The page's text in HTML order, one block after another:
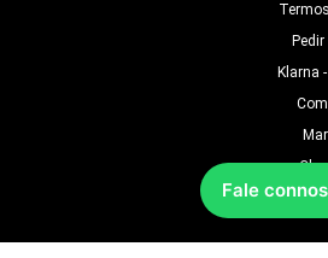
Klarna
Fale